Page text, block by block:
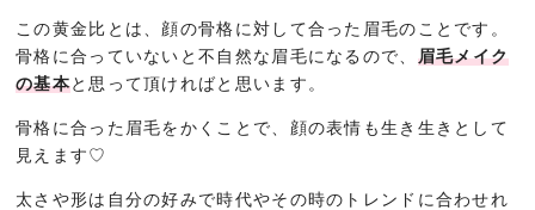
この黄金比とは、顔の骨格に対して合った眉毛のことです。
骨格に合っていないと不自然な眉毛になるので、 眉毛メイク
の基本と思って頂ければと思います。
骨格に合った眉毛をかくことで、顔の表情も生き生きとして
見えます♡
太さや形は自分の好みで時代やその時のトレンドに合わせれ